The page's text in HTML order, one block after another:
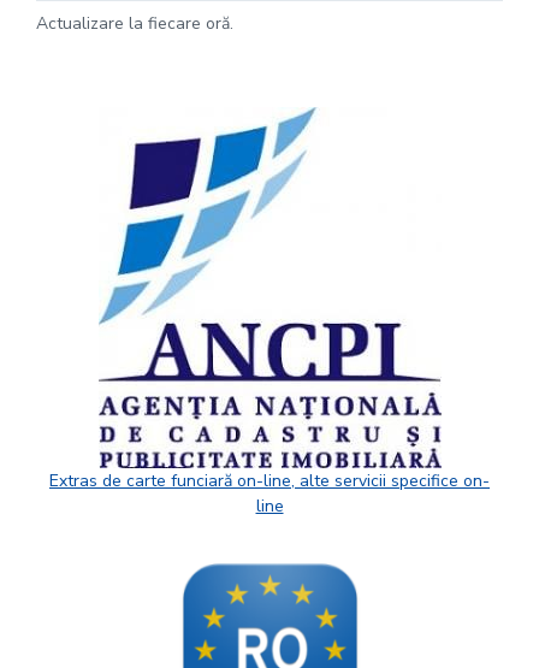
Actualizare la fiecare oră.
Extras de carte funciară on-line, alte servicii specifice on-
line